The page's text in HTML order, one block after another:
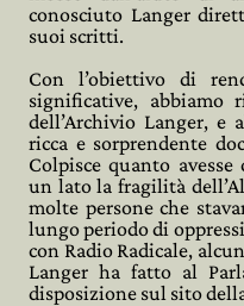
conosciuto Langer
suoi scritti.
Con l’obiettivo di
significative, abbiamo
dell’Archivio Langer,
ricca e sorprendente
Colpisce quanto
un lato la fragilità
molte persone che
lungo periodo di
con Radio Radicale,
Langer ha fatto al
disposizione sul sito